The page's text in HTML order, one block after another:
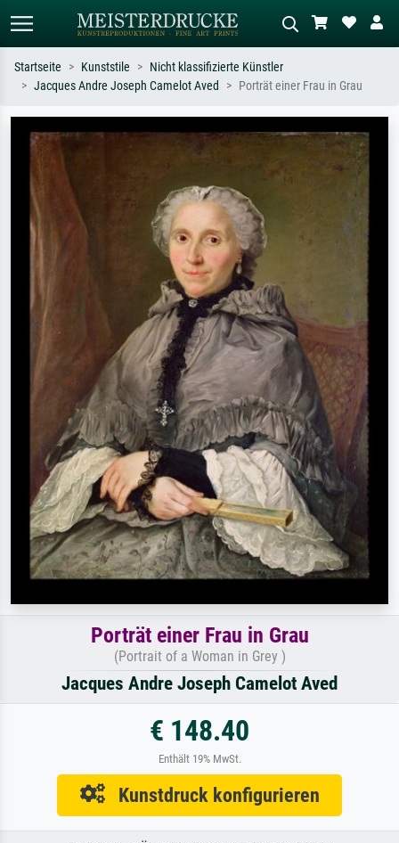
Suchen Sie nach Künstlern, Werktiteln
Beschreiben Sie die Szene – z.B. Grüne
Wiese, Abstrakt mit viel Rot, Dunkles
Ölgemälde, Stehender Akt neben einem
Startseite Kunststile
Nicht klassifizierte Künstler
Jacques Andre Joseph Camelot Aved
Porträt einer Frau in Grau
Porträt einer Frau in Grau
(Portrait of a Woman in Grey )
Jacques Andre Joseph Camelot Aved
€ 148.40
Enthält 19% MwSt.
Kunstdruck konfigurieren